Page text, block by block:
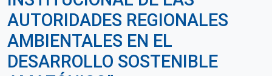
AUTORIDADES REGIONALES
AMBIENTALES EN EL
DESARROLLO SOSTENIBLE